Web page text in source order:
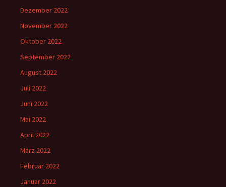
Dezember 2022
November 2022
Oktober 2022
September 2022
August 2022
Juli 2022
Juni 2022
Mai 2022
April 2022
März 2022
Februar 2022
Januar 2022